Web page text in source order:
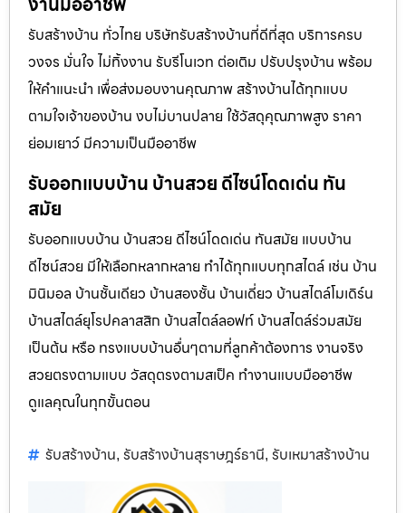
รับสร้างบ้าน ทั่วไทย บริษัทรับสร้างบ้านที่ดีที่สุด บริการครบ
วงจร มั่นใจ ไม่ทิ้งงาน รับรีโนเวท ต่อเติม ปรับปรุงบ้าน พร้อม
ให้คำแนะนำ เพื่อส่งมอบงานคุณภาพ สร้างบ้านได้ทุกแบบ
ตามใจเจ้าของบ้าน งบไม่บานปลาย ใช้วัสดุคุณภาพสูง ราคา
ย่อมเยาว์ มีความเป็นมืออาชีพ
รับออกแบบบ้าน บ้านสวย ดีไซน์โดดเด่น ทัน
สมัย
รับออกแบบบ้าน บ้านสวย ดีไซน์โดดเด่น ทันสมัย แบบบ้าน
ดีไซน์สวย มีให้เลือกหลากหลาย ทำได้ทุกแบบทุกสไตล์ เช่น บ้าน
มินิมอล บ้านชั้นเดียว บ้านสองชั้น บ้านเดี่ยว บ้านสไตล์โมเดิร์น
บ้านสไตล์ยุโรปคลาสสิก บ้านสไตล์ลอฟท์ บ้านสไตล์ร่วมสมัย
เป็นต้น หรือ ทรงแบบบ้านอื่นๆตามที่ลูกค้าต้องการ งานจริง
สวยตรงตามแบบ วัสดุตรงตามสเป็ค ทำงานแบบมืออาชีพ
ดูแลคุณในทุกขั้นตอน
รับสร้างบ้าน, รับสร้างบ้านสุราษฎร์ธานี, รับเหมาสร้างบ้าน